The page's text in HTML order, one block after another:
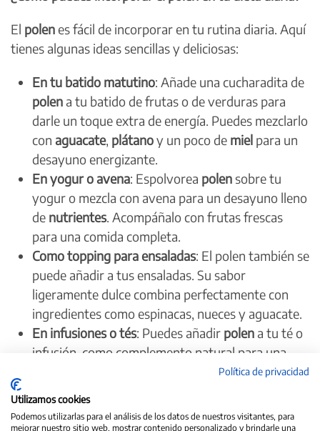
El polen es fácil de incorporar en tu rutina diaria. Aquí
tienes algunas ideas sencillas y deliciosas:
En tu batido matutino: Añade una cucharadita de
polen a tu batido de frutas o de verduras para
darle un toque extra de energía. Puedes mezclarlo
con aguacate, plátanoy un poco de miel para un
desayuno energizante.
En yogur o avena: Espolvorea polen sobre tu
yogur o mezcla con avena para un desayuno lleno
de nutrientes. Acompáñalo con frutas frescas
para una comida completa.
Como topping para ensaladas: El polen también se
puede añadir a tus ensaladas. Su sabor
ligeramente dulce combina perfectamente con
ingredientes como espinacas, nueces y aguacate.
En infusiones o tés: Puedes añadir polen a tu té o
infusión, como complemento natural para una
bebida revitalizante que favorece tu bienestar.
Polen: la energía natural que necesitas
Política de privacidad
Utilizamos cookies
Podemos utilizarlas para el análisis de los datos de nuestros visitantes, para
mejorar nuestro sitio web, mostrar contenido personalizado y brindarle una